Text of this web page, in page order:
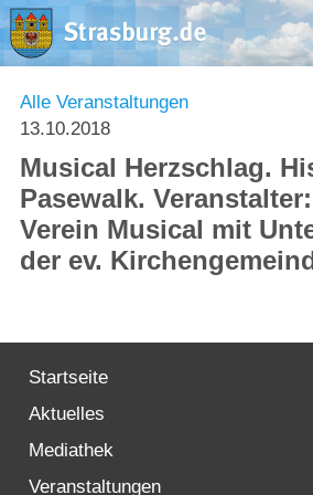
Mängelmeldung
Rathaus
Natur – Kultur – Tourismus
Willkommen in Strasburg
Alle Veranstaltungen
13.10.2018
Musical Herzschlag.
Pasewalk.
Verein Musical mit
der ev.
Startseite
Aktuelles
Mediathek
Veranstaltungen